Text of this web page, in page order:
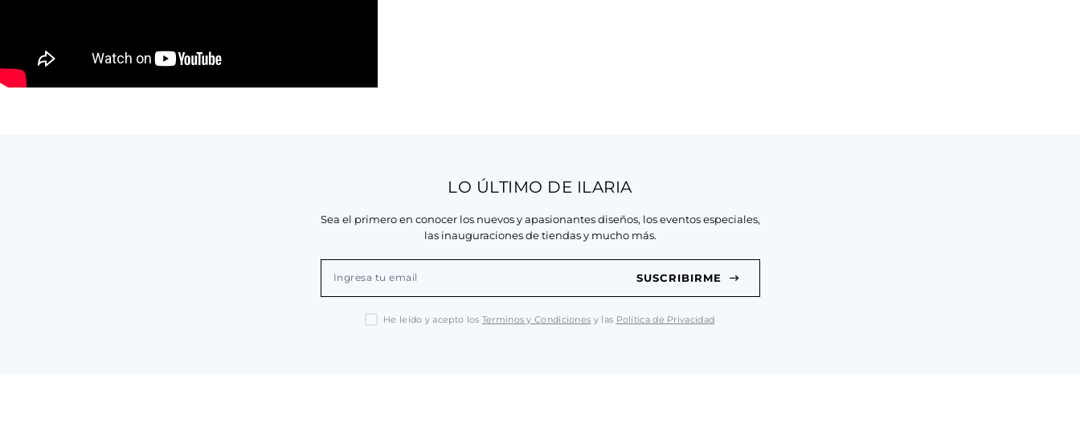
LO ÚLTIMO DE ILARIA
Sea el primero en conocer los nuevos y apasionantes diseños, los eventos especiales,
las inauguraciones de tiendas y mucho más.
SUSCRIBIRME
He leído y acepto los Terminos y Condiciones y las Política de Privacidad